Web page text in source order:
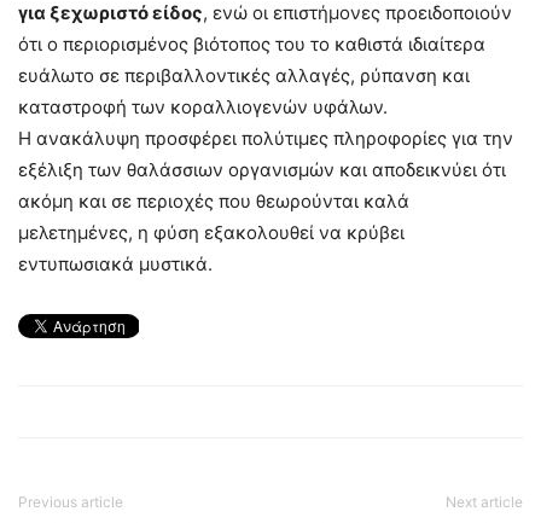
για ξεχωριστό είδος, ενώ οι επιστήμονες προειδοποιούν
ότι ο περιορισμένος βιότοπος του το καθιστά ιδιαίτερα
ευάλωτο σε περιβαλλοντικές αλλαγές, ρύπανση και
καταστροφή των κοραλλιογενών υφάλων.
Η ανακάλυψη προσφέρει πολύτιμες πληροφορίες για την
εξέλιξη των θαλάσσιων οργανισμών και αποδεικνύει ότι
ακόμη και σε περιοχές που θεωρούνται καλά
μελετημένες, η φύση εξακολουθεί να κρύβει
εντυπωσιακά μυστικά.
Previous article Next article